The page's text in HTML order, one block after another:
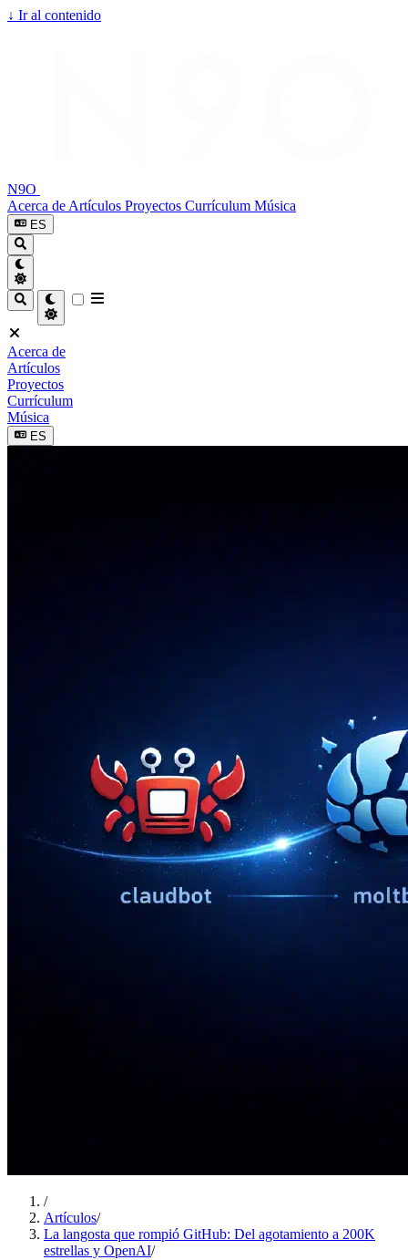
↓ Ir al contenido
N9O
Acerca de Artículos Proyectos Currículum Música
ES
Acerca de
Artículos
Proyectos
Currículum
Música
ES
/
Artículos/
La langosta que rompió GitHub: Del agotamiento a 200K
estrellas y OpenAI/